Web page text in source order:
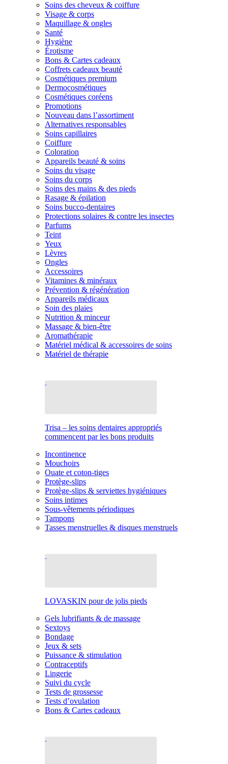
Soins des cheveux & coiffure
Visage & corps
Maquillage & ongles
Santé
Hygiène
Érotisme
Bons & Cartes cadeaux
Coffrets cadeaux beauté
Cosmétiques premium
Dermocosmétiques
Cosmétiques coréens
Promotions
Nouveau dans l’assortiment
Alternatives responsables
Soins capillaires
Coiffure
Coloration
Appareils beauté & soins
Soins du visage
Soins du corps
Soins des mains & des pieds
Rasage & épilation
Soins bucco-dentaires
Protections solaires & contre les insectes
Parfums
Teint
Yeux
Lèvres
Ongles
Accessoires
Vitamines & minéraux
Prévention & régénération
Appareils médicaux
Soin des plaies
Nutrition & minceur
Massage & bien-être
Aromathérapie
Matériel médical & accessoires de soins
Matériel de thérapie
Trisa – les soins dentaires appropriés
commencent par les bons produits
Incontinence
Mouchoirs
Ouate et coton-tiges
Protège-slips
Protège-slips & serviettes hygiéniques
Soins intimes
Sous-vêtements périodiques
Tampons
Tasses menstruelles & disques menstruels
LOVASKIN pour de jolis pieds
Gels lubrifiants & de massage
Sextoys
Bondage
Jeux & sets
Puissance & stimulation
Contraceptifs
Lingerie
Suivi du cycle
Tests de grossesse
Tests d’ovulation
Bons & Cartes cadeaux